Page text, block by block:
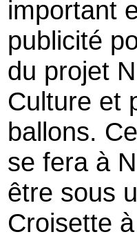
important
publicité
du projet
Culture et
ballons.
se fera à
être sous
Croisette